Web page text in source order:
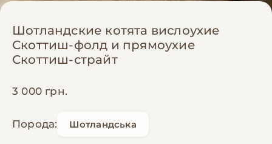
Шотландские котята вислоухие
Скоттиш-фолд и прямоухие
Скоттиш-страйт
3 000 грн.
Порода: Шотландська